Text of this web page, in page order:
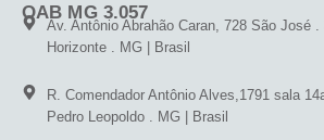
OAB MG 3.057
Av. Antônio Abrahão Caran, 728 São José .
Horizonte . MG | Brasil
R. Comendador Antônio Alves,1791 sala
Pedro Leopoldo . MG | Brasil